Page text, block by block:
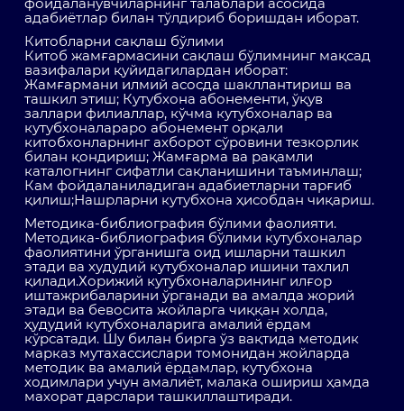
адабиётлар билан тўлдириб боришдан иборат.
Китобларни сақлаш бўлими
Китоб жамғармасини сақлаш бўлимнинг мақсад
вазифалари қуйидагилардан иборат:
Жамғармани илмий асосда шакллантириш ва
ташкил этиш; Кутубхона абонементи, ўқув
заллари филиаллар, кўчма кутубхоналар ва
кутубхоналараро абонемент орқали
китобхонларнинг ахборот сўровини тезкорлик
билан қондириш; Жамғарма ва рақамли
каталогнинг сифатли сақланишини таъминлаш;
Кам фойдаланиладиган адабиетларни тарғиб
қилиш;Нашрларни кутубхона ҳисобдан чиқариш.
Методика-библиография бўлими фаолияти.
Методика-библиография бўлими кутубхоналар
фаолиятини ўрганишга оид ишларни ташкил
этади ва худудий кутубхоналар ишини тахлил
қилади.Хорижий кутубхоналарининг илғор
иштажрибаларини ўрганади ва амалда жорий
этади ва бевосита жойларга чиққан холда,
ҳудудий кутубхоналарига амалий ёрдам
кўрсатади. Шу билан бирга ўз вақтида методик
марказ мутахассислари томонидан жойларда
методик ва амалий ёрдамлар, кутубхона
ходимлари учун амалиёт, малака ошириш ҳамда
махорат дарслари ташкиллаштиради.